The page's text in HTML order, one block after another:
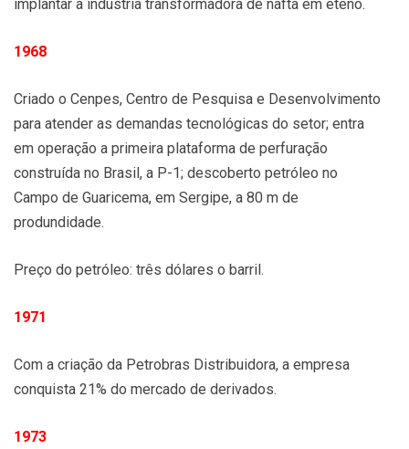
implantar a indústria transformadora de nafta em eteno.
1968
Criado o Cenpes, Centro de Pesquisa e Desenvolvimento
para atender as demandas tecnológicas do setor; entra
em operação a primeira plataforma de perfuração
construída no Brasil, a P-1; descoberto petróleo no
Campo de Guaricema, em Sergipe, a 80 m de
produndidade.
Preço do petróleo: três dólares o barril.
1971
Com a criação da Petrobras Distribuidora, a empresa
conquista 21% do mercado de derivados.
1973